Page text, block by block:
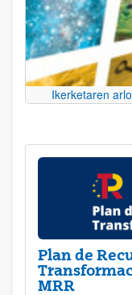
Ikerketaren
Plan de
MRR